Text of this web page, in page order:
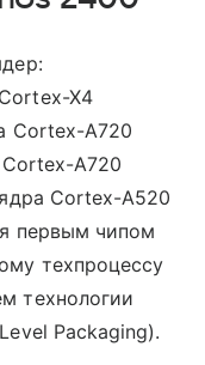
X4
Cortex-A720
A720
Cortex-A520
первым чипом
техпроцессу
технологии
Packaging).